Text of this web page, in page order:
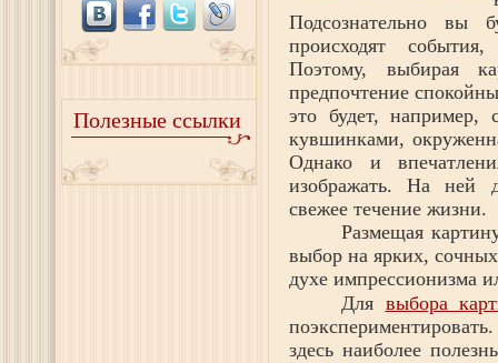
Полезные ссылки
Подсознательно вы
происходят
Поэтому, выбирая
предпочтение
это будет, например,
кувшинками,
Однако и
изображать. На ней
свежее течение жизни.
Размещая
выбор на ярких,
духе импрессионизма
Для выбора
здесь наиболее